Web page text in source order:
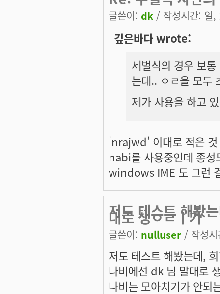
글쓴이: dk / 작성시간: 일
깊은바다 wrote:
세벌식의 경우 보
는데.. ㅇㄹ을 모두
제가 사용을 하고
'nrajwd' 이대로 적은 것
nabi를 사용중인데 종성
windows IME 도 그런
저도 테스트 해봤
대로 생ㅇㄹㅣ가
글쓴이: nulluser / 작성
저도 테스트 해봤는데,
나비에선 dk 님 말대로
나비는 모아치기가 안되